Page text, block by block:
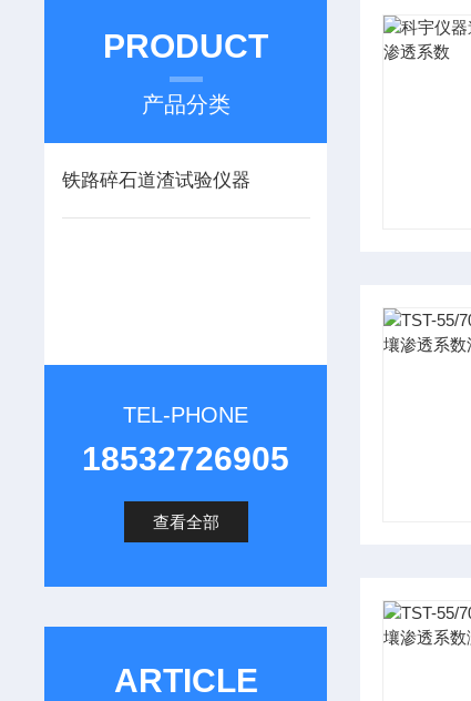
PRODUCT
产品分类
铁路碎石道渣试验仪器
TEL-PHONE
18532726905
查看全部
ARTICLE